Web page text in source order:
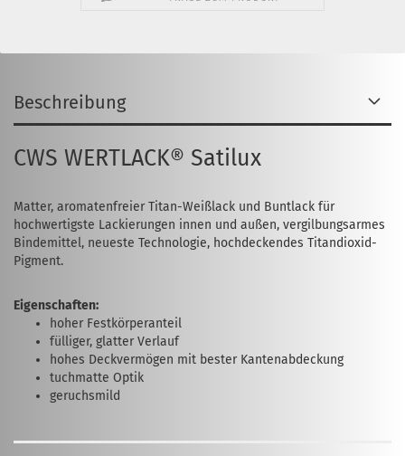
Beschreibung
CWS WERTLACK® Satilux
Matter, aromatenfreier Titan-Weißlack und Buntlack für
hochwertigste Lackierungen innen und außen, vergilbungsarmes
Bindemittel, neueste Technologie, hochdeckendes Titandioxid-
Pigment.
Eigenschaften:
hoher Festkörperanteil
fülliger, glatter Verlauf
hohes Deckvermögen mit bester Kantenabdeckung
tuchmatte Optik
geruchsmild